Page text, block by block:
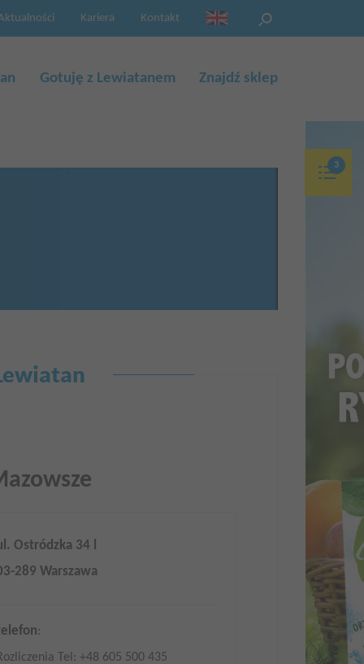
Kariera
Kontakt
eng
Gotuję z Lewiatanem Znajdź sklep
Ostródzka 34 l
289 Warszawa
:
Tel: +48 605 500 435
3